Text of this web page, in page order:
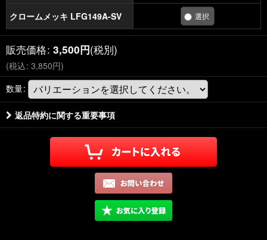
クロームメッキ LFG149A-SV
販売価格: 3,500円(税別)
(税込: 3,850円)
数量:
返品特約に関する重要事項